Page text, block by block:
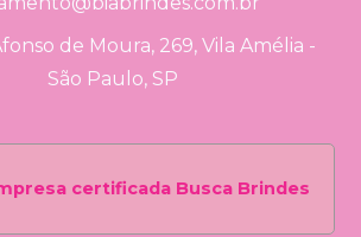
de Moura, 269, Vila Amélia -
São Paulo, SP
certificada Busca Brindes